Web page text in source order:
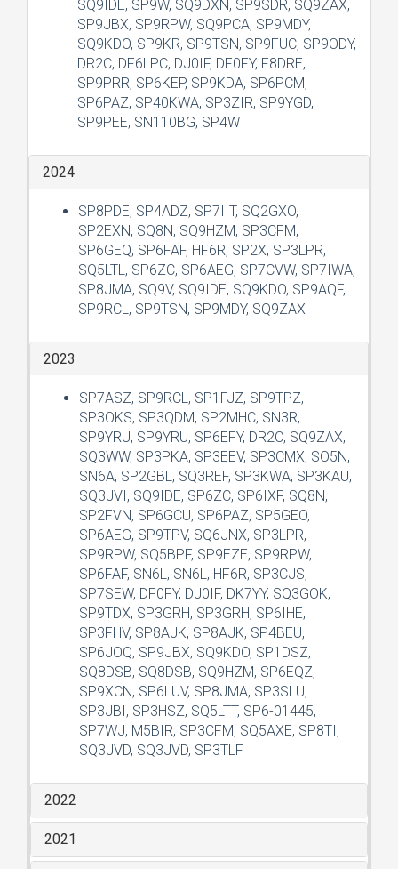
SQ9IDE, SP9W, SQ9DXN, SP9SDR, SQ9ZAX,
SP9JBX, SP9RPW, SQ9PCA, SP9MDY,
SQ9KDO, SP9KR, SP9TSN, SP9FUC, SP9ODY,
DR2C, DF6LPC, DJ0IF, DF0FY, F8DRE,
SP9PRR, SP6KEP, SP9KDA, SP6PCM,
SP6PAZ, SP40KWA, SP3ZIR, SP9YGD,
SP9PEE, SN110BG, SP4W
2024
SP8PDE, SP4ADZ, SP7IIT, SQ2GXO,
SP2EXN, SQ8N, SQ9HZM, SP3CFM,
SP6GEQ, SP6FAF, HF6R, SP2X, SP3LPR,
SQ5LTL, SP6ZC, SP6AEG, SP7CVW, SP7IWA,
SP8JMA, SQ9V, SQ9IDE, SQ9KDO, SP9AQF,
SP9RCL, SP9TSN, SP9MDY, SQ9ZAX
2023
SP7ASZ, SP9RCL, SP1FJZ, SP9TPZ,
SP3OKS, SP3QDM, SP2MHC, SN3R,
SP9YRU, SP9YRU, SP6EFY, DR2C, SQ9ZAX,
SQ3WW, SP3PKA, SP3EEV, SP3CMX, SO5N,
SN6A, SP2GBL, SQ3REF, SP3KWA, SP3KAU,
SQ3JVI, SQ9IDE, SP6ZC, SP6IXF, SQ8N,
SP2FVN, SP6GCU, SP6PAZ, SP5GEO,
SP6AEG, SP9TPV, SQ6JNX, SP3LPR,
SP9RPW, SQ5BPF, SP9EZE, SP9RPW,
SP6FAF, SN6L, SN6L, HF6R, SP3CJS,
SP7SEW, DF0FY, DJ0IF, DK7YY, SQ3GOK,
SP9TDX, SP3GRH, SP3GRH, SP6IHE,
SP3FHV, SP8AJK, SP8AJK, SP4BEU,
SP6JOQ, SP9JBX, SQ9KDO, SP1DSZ,
SQ8DSB, SQ8DSB, SQ9HZM, SP6EQZ,
SP9XCN, SP6LUV, SP8JMA, SP3SLU,
SP3JBI, SP3HSZ, SQ5LTT, SP6-01445,
SP7WJ, M5BIR, SP3CFM, SQ5AXE, SP8TI,
SQ3JVD, SQ3JVD, SP3TLF
2022
2021